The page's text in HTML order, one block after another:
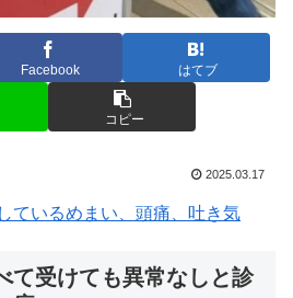
Facebook はてブ
コピー
2025.03.17
ているめまい、頭痛、吐き気
て受けても異常なしと診